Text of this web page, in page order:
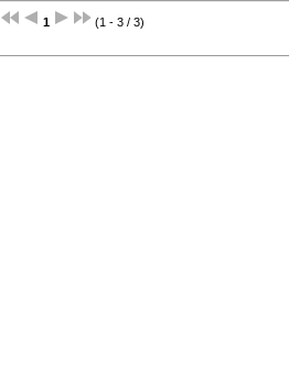
1 (1 - 3 / 3)